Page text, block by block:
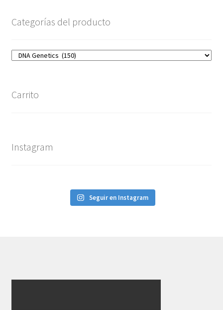
Categorías del producto
Carrito
Instagram
Seguir en Instagram